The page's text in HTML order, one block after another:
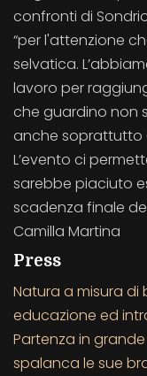
confronti di
“per l'attenzione
selvatica.
lavoro per
che guardino non
anche soprattutto
L’evento ci
sarebbe piaciuto
scadenza finale
Camilla Martina
Press
Natura a misura di
educazione ed
Partenza in
spalanca le sue